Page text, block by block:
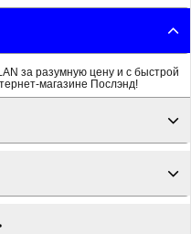
за разумную цену и с быстрой
магазине Послэнд!